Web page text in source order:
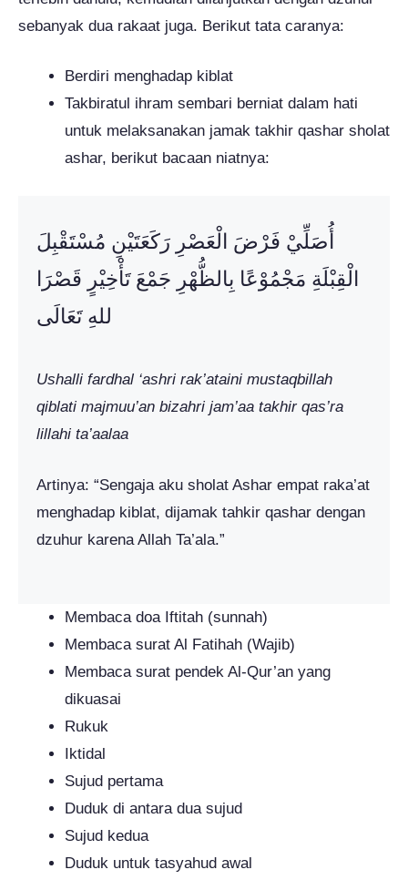
sebanyak dua rakaat juga. Berikut tata caranya:
Berdiri menghadap kiblat
Takbiratul ihram sembari berniat dalam hati
untuk melaksanakan jamak takhir qashar sholat
ashar, berikut bacaan niatnya:
أُصَلِّيْ فَرْضَ الْعَصْرِ رَكَعَتَيْنِ مُسْتَقْبِلَ
الْقِبْلَةِ مَجْمُوْعًا بِالظُّهْرِ جَمْعَ تَأْخِيْرٍ قَصْرَا
للهِ تَعَالَى
Ushalli fardhal ‘ashri rak’ataini mustaqbillah
qiblati majmuu’an bizahri jam’aa takhir qas’ra
lillahi ta’aalaa
Artinya: “Sengaja aku sholat Ashar empat raka’at
menghadap kiblat, dijamak tahkir qashar dengan
dzuhur karena Allah Ta’ala.”
Membaca doa Iftitah (sunnah)
Membaca surat Al Fatihah (Wajib)
Membaca surat pendek Al-Qur’an yang
dikuasai
Rukuk
Iktidal
Sujud pertama
Duduk di antara dua sujud
Sujud kedua
Duduk untuk tasyahud awal